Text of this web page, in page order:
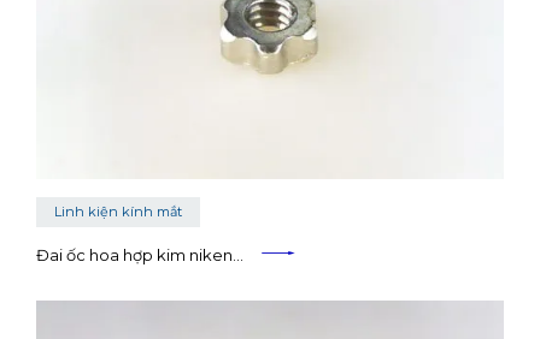
Linh kiện kính mắt
Đai ốc hoa hợp kim niken…